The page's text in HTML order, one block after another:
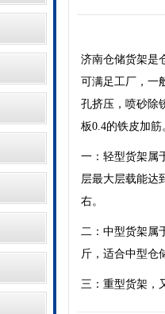
济南仓储货架是
可满足工厂，一
孔挤压，喷砂除
板0.4的铁皮加筋
一：轻型货架属
层最大层载能达
右。
二：中型货架属
斤，适合中型仓
三：重型货架，